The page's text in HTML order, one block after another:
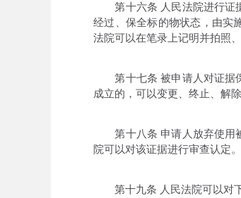
第十六条 人民法院进行证据
经过、保全标的物状态，由实
法院可以在笔录上记明并拍照、
第十七条 被申请人对证据保
成立的，可以变更、终止、解除
第十八条 申请人放弃使用被
院可以对该证据进行审查认定。
第十九条 人民法院可以对下